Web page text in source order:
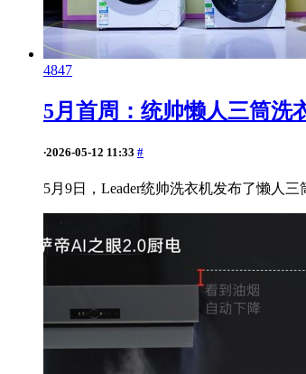
4847
5月首周：统帅懒人三筒洗
·2026-05-12 11:33 #
5月9日，Leader统帅洗衣机发布了懒人